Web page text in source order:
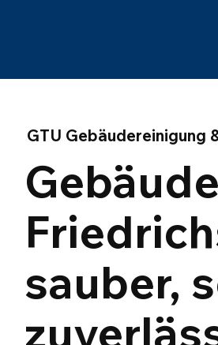
GTU Gebäudereinigung
sauber,